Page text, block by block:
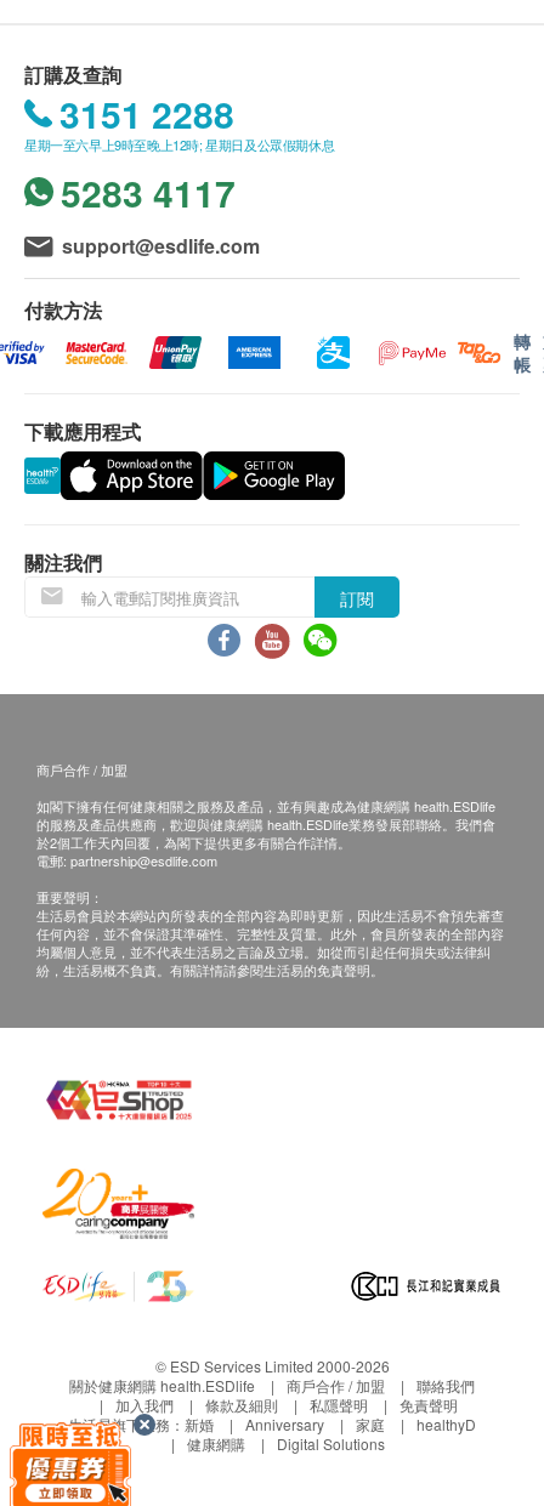
期。 輪侯報告講解時間會因應不同情況（如個別化驗
項目所需時間或客人指明特定時段）而有所延長。
訂購及查詢
3151 2288
星期一至六早上9時至晚上12時; 星期日及公眾假期休息
5283 4117
support@esdlife.com
付款方法
轉
帳
下載應用程式
關注我們
訂閱
商戶合作 / 加盟
如閣下擁有任何健康相關之服務及產品，並有興趣成為健康網購 health.ESDlife
的服務及產品供應商，歡迎與健康網購 health.ESDlife業務發展部聯絡。我們會
於2個工作天內回覆，為閣下提供更多有關合作詳情。
電郵: partnership@esdlife.com
重要聲明：
生活易會員於本網站內所發表的全部內容為即時更新，因此生活易不會預先審查
任何內容，並不會保證其準確性、完整性及質量。此外，會員所發表的全部內容
均屬個人意見，並不代表生活易之言論及立場。如從而引起任何損失或法律糾
紛，生活易概不負責。有關詳情請參閱生活易的免責聲明。
© ESD Services Limited 2000-2026
關於健康網購 health.ESDlife
商戶合作 / 加盟
聯絡我們
加入我們
條款及細則 私隱聲明
免責聲明
生活易旗下業務： 新婚 Anniversary 家庭
healthyD
健康網購
Digital Solutions